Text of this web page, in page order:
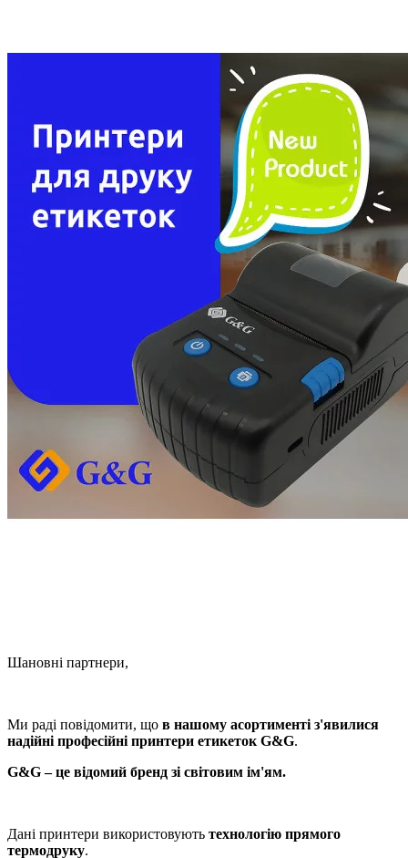
Шановні партнери,
Ми раді повідомити, що в нашому асортименті з'явилися
надійні професійні принтери етикеток G&G.
G&G – це відомий бренд зі світовим ім'ям.
Дані принтери використовують технологію прямого
термодруку.